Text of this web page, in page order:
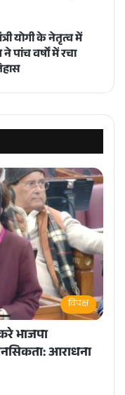
योगी के नेतृत्व में
पांच वर्षों में रचा
विपक्ष
भाजपा
आराधना